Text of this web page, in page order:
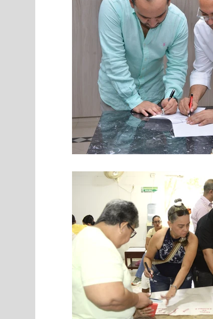
Cultura Salud
Farandula
Actualidad Locales